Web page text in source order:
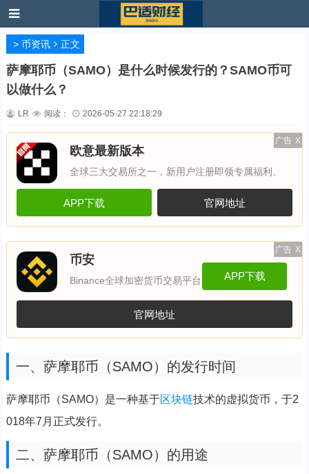
> 币资讯 正文
萨摩耶币（SAMO）是什么时候发行的？SAMO币可
以做什么？
LR 阅读： 2026-05-27 22:18:29
广告 X
欧意最新版本
全球三大交易所之一，新用户注册即领专属福利。
APP下载 官网地址
广告 X
币安
Binance全球加密货币交易平台 APP下载
官网地址
一、萨摩耶币（SAMO）的发行时间
萨摩耶币（SAMO）是一种基于区块链技术的虚拟货币，于2
018年7月正式发行。
二、萨摩耶币（SAMO）的用途